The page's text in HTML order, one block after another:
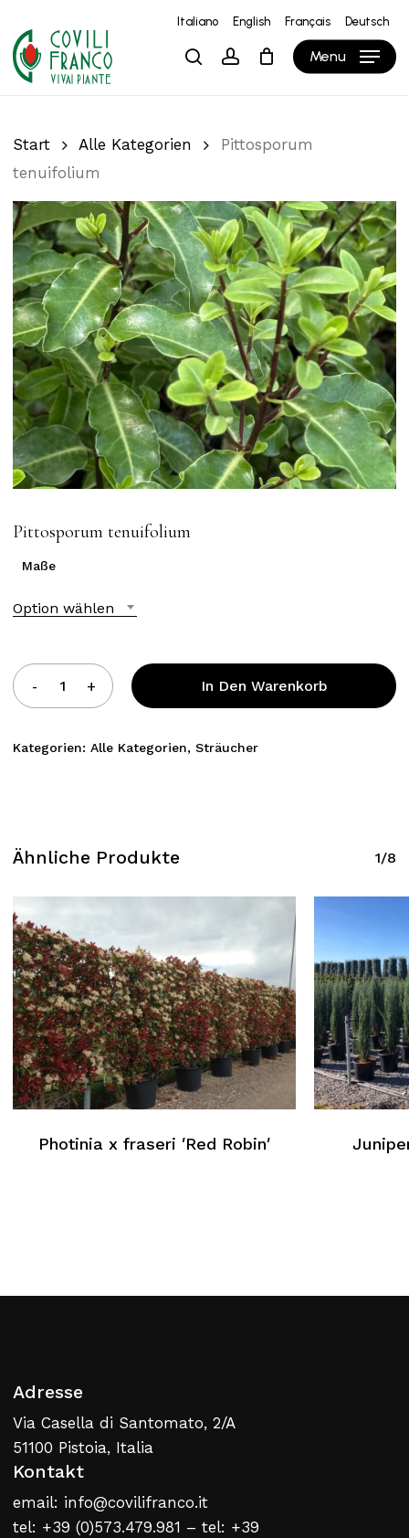
main
content
Italiano English Français Deutsch
searchaccount Menu
Warenkorb Close
Cart
Start Alle Kategorien
Pittosporum
tenuifolium
Pittosporum tenuifolium
Maße
Option wählen
In Den Warenkorb
Kategorien: Alle Kategorien, Sträucher
Ähnliche Produkte 1/8
Photinia x fraseri ′Red Robin′
Adresse
Via Casella di Santomato, 2/A
51100 Pistoia, Italia
Kontakt
email: info@covilifranco.it
tel: +39 (0)573.479.981 – tel: +39